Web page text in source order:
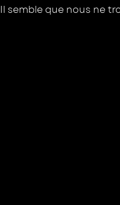
Il semble que nous ne